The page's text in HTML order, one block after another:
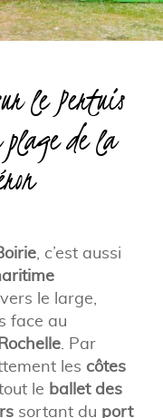
le Pertuis
plage de la
, c’est aussi
le large,
face au
. Par
les côtes
le ballet des
sortant du port